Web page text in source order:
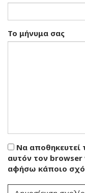
Το μήνυμα σας
Να αποθηκευτεί
αυτόν τον
αφήσω κάποιο